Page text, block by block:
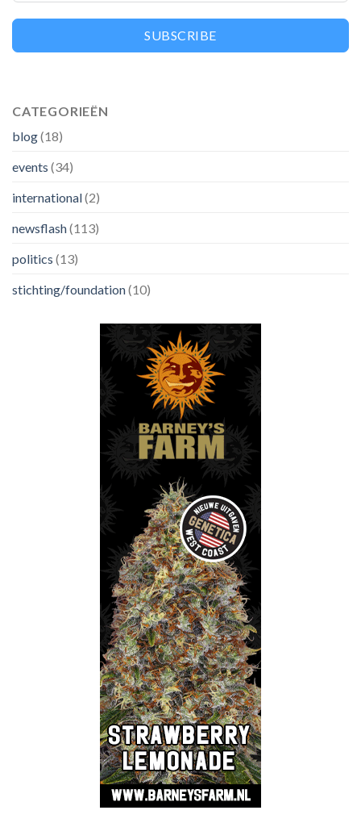
SUBSCRIBE
CATEGORIEËN
blog(18)
events (34)
international(2)
newsflash(113)
politics (13)
stichting/foundation(10)